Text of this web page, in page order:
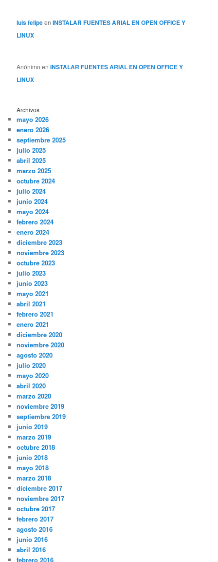
luis felipeenINSTALAR FUENTES ARIAL EN OPEN OFFICE Y
LINUX
Anónimo enINSTALAR FUENTES ARIAL EN OPEN OFFICE Y
LINUX
Archivos
mayo 2026
enero 2026
septiembre 2025
julio 2025
abril 2025
marzo 2025
octubre 2024
julio 2024
junio 2024
mayo 2024
febrero 2024
enero 2024
diciembre 2023
noviembre 2023
octubre 2023
julio 2023
junio 2023
mayo 2021
abril 2021
febrero 2021
enero 2021
diciembre 2020
noviembre 2020
agosto 2020
julio 2020
mayo 2020
abril 2020
marzo 2020
noviembre 2019
septiembre 2019
junio 2019
marzo 2019
octubre 2018
junio 2018
mayo 2018
marzo 2018
diciembre 2017
noviembre 2017
octubre 2017
febrero 2017
agosto 2016
junio 2016
abril 2016
febrero 2016